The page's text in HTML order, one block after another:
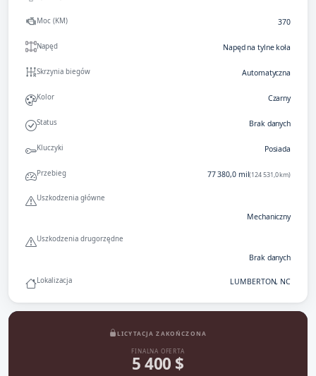
Moc (KM) 370
Napęd Napęd na tylne koła
Skrzynia biegów Automatyczna
Kolor Czarny
Status Brak danych
Kluczyki Posiada
Przebieg 77 380,0 mil(124 531,0 km)
Uszkodzenia główne
Mechaniczny
Uszkodzenia drugorzędne
Brak danych
Lokalizacja LUMBERTON, NC
LICYTACJA ZAKOŃCZONA
FINALNA OFERTA
5 400 $